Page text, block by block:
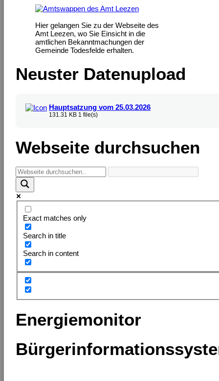
Hier gelangen Sie zu der Webseite des
Amt Leezen, wo Sie Einsicht in die
amtlichen Bekanntmachungen der
Gemeinde Todesfelde erhalten.
Neuster Datenupload
Hauptsatzung vom 25.03.2026
131.31 KB 1 file(s)
Webseite durchsuchen
Exact matches only
Search in title
Search in content
Energiemonitor